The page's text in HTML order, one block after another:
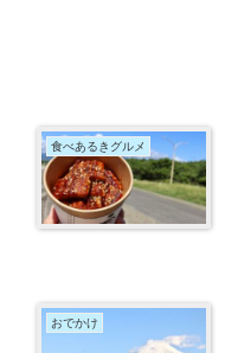
食べあるきグルメ
おでかけ